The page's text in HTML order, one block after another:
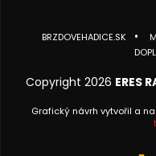
BRZDOVEHADICE.SK
Copyright 2026 ERES
Grafický návrh vytvořil a